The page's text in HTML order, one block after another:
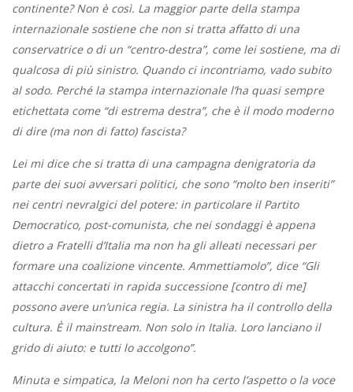
continente? Non è così. La maggior parte della stampa
internazionale sostiene che non si tratta affatto di una
conservatrice o di un “centro-destra”, come lei sostiene, ma di
qualcosa di più sinistro. Quando ci incontriamo, vado subito
al sodo. Perché la stampa internazionale l’ha quasi sempre
etichettata come “di estrema destra”, che è il modo moderno
di dire (ma non di fatto) fascista?
Lei mi dice che si tratta di una campagna denigratoria da
parte dei suoi avversari politici, che sono “molto ben inseriti”
nei centri nevralgici del potere: in particolare il Partito
Democratico, post-comunista, che nei sondaggi è appena
dietro a Fratelli d’Italia ma non ha gli alleati necessari per
formare una coalizione vincente. Ammettiamolo”, dice “Gli
attacchi concertati in rapida successione [contro di me]
possono avere un’unica regia. La sinistra ha il controllo della
cultura. È il mainstream. Non solo in Italia. Loro lanciano il
grido di aiuto: e tutti lo accolgono”.
Minuta e simpatica, la Meloni non ha certo l’aspetto o la voce